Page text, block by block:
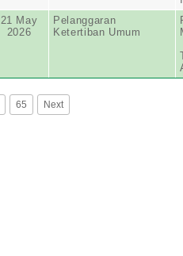
21 May
2026
Pelanggaran
Ketertiban Umum
65 Next